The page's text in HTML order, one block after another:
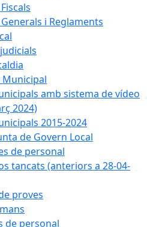
i Reglaments
Municipal
amb sistema de vídeo
2024)
2015-2024
de Govern Local
de personal
tancats (anteriors a 28-04-
proves
de personal